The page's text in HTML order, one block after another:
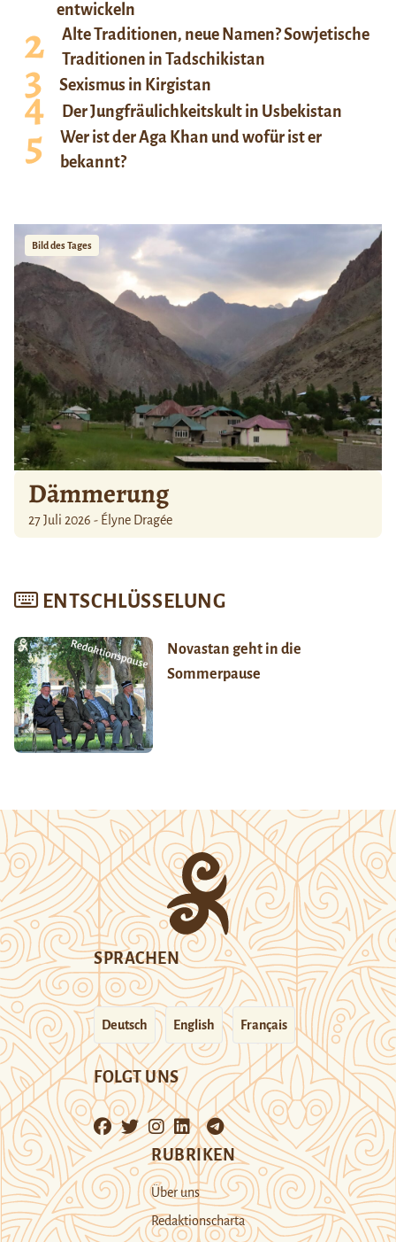
entwickeln
Alte Traditionen, neue Namen? Sowjetische
Traditionen in Tadschikistan
Sexismus in Kirgistan
Der Jungfräulichkeitskult in Usbekistan
Wer ist der Aga Khan und wofür ist er
bekannt?
Bild des Tages
Dämmerung
27 Juli 2026 - Élyne Dragée
ENTSCHLÜSSELUNG
Novastan geht in die
Sommerpause
SPRACHEN
Deutsch English Français
FOLGT UNS
RUBRIKEN
Über uns
Redaktionscharta